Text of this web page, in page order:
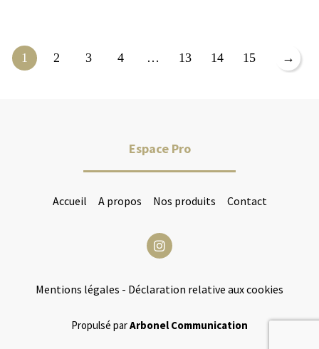
1 2 3 4 … 13 14 15 →
Espace Pro
Accueil A propos Nos produits Contact
Mentions légales - Déclaration relative aux cookies
Propulsé parArbonel Communication